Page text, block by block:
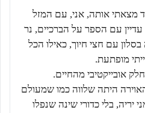
מצאתי אותה, אני, עם המזל
עם הספר על הברכיים, נר
עם חצי חיוך, כאילו הכל
מופתעת.
אובייקטיבי מהחיים.
היתה שלווה כמו שמעולם
יריה, בלי כדורי שינה שנפלו